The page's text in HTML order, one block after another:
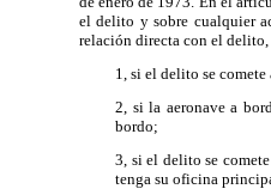
el delito y sobre cualquier
relación directa con el delito,
1, si el delito se
2, si la aeronave a
bordo;
3, si el delito se
tenga su oficina